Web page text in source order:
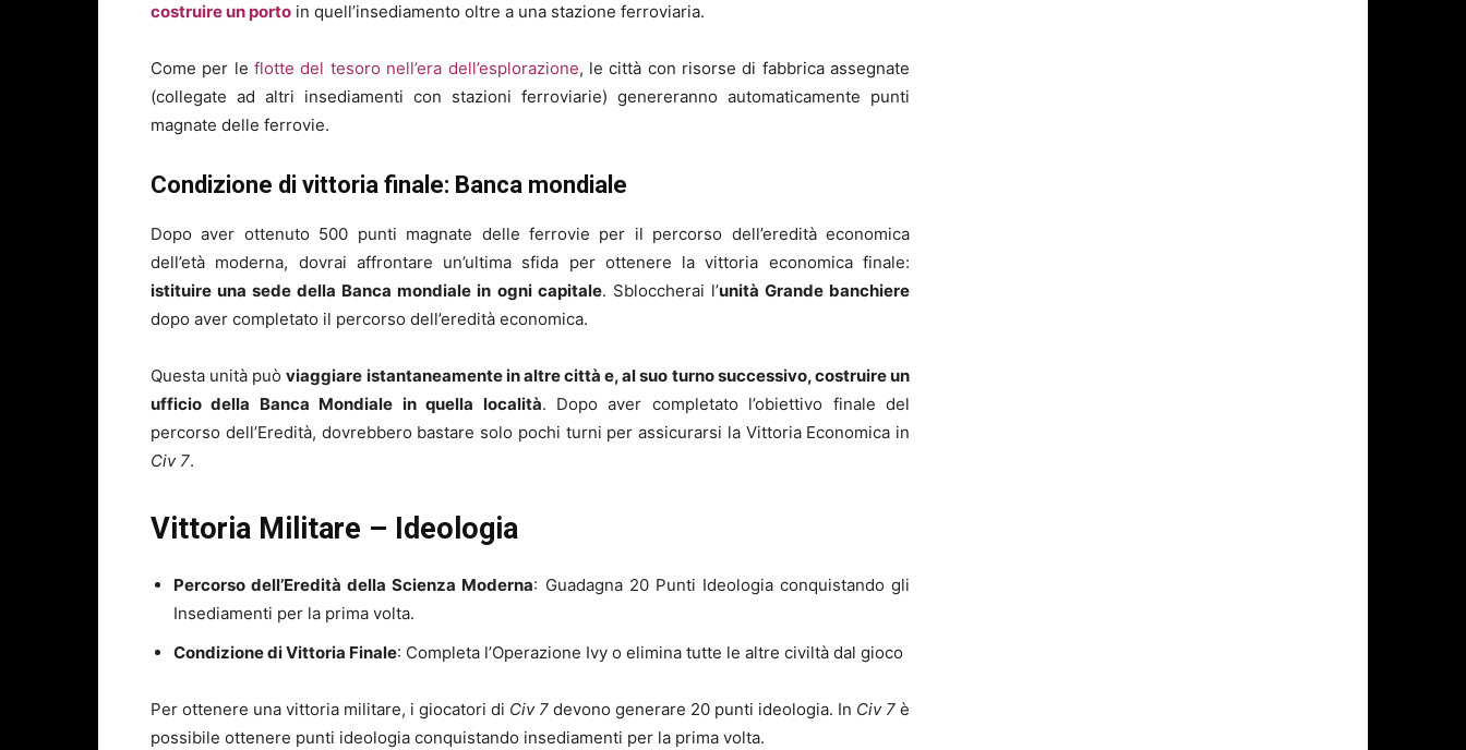
costruire un porto in quell’insediamento oltre a una stazione ferroviaria.
Come per leflotte del tesoro nell’era dell’esplorazione, le città con risorse di fabbrica assegnate
(collegate ad altri insediamenti con stazioni ferroviarie) genereranno automaticamente punti
magnate delle ferrovie.
Condizione di vittoria finale: Banca mondiale
Dopo aver ottenuto 500 punti magnate delle ferrovie per il percorso dell’eredità economica
dell’età moderna, dovrai affrontare un’ultima sfida per ottenere la vittoria economica finale:
istituire una sede della Banca mondiale in ogni capitale. Sbloccherai l’unità Grande banchiere
dopo aver completato il percorso dell’eredità economica.
Questa unità puòviaggiare istantaneamente in altre città e, al suo turno successivo, costruire un
ufficio della Banca Mondiale in quella località. Dopo aver completato l’obiettivo finale del
percorso dell’Eredità, dovrebbero bastare solo pochi turni per assicurarsi la Vittoria Economica in
Civ 7.
Vittoria Militare – Ideologia
Percorso dell’Eredità della Scienza Moderna: Guadagna 20 Punti Ideologia conquistando gli
Insediamenti per la prima volta.
Condizione di Vittoria Finale: Completa l’Operazione Ivy o elimina tutte le altre civiltà dal gioco
Per ottenere una vittoria militare, i giocatori di Civ 7 devono generare 20 punti ideologia. In Civ 7 è
possibile ottenere punti ideologia conquistando insediamenti per la prima volta.